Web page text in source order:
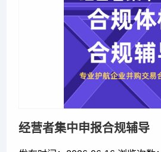
经营者集中申报合规辅导